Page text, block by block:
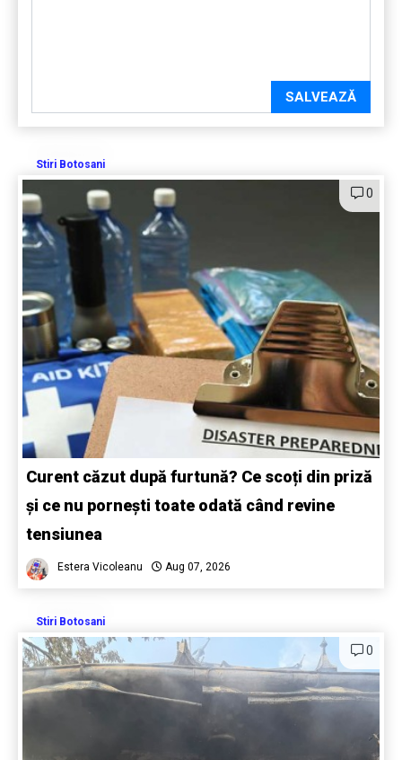
SALVEAZĂ
Stiri Botosani
0
Curent căzut după furtună? Ce scoți din priză
și ce nu pornești toate odată când revine
tensiunea
Estera Vicoleanu Aug 07, 2026
Stiri Botosani
0